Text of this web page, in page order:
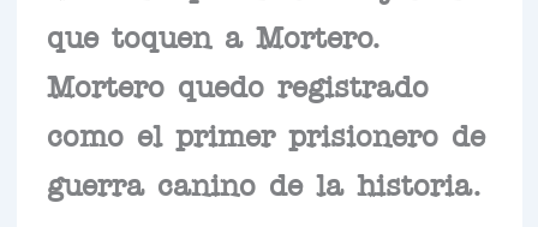
que toquen a Mortero.
Mortero quedo registrado
como el primer prisionero de
guerra canino de la historia.